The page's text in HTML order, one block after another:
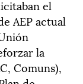
el
AEP actual
la
Comuns),